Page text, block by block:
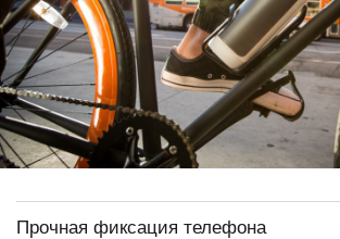
Прочная фиксация телефона